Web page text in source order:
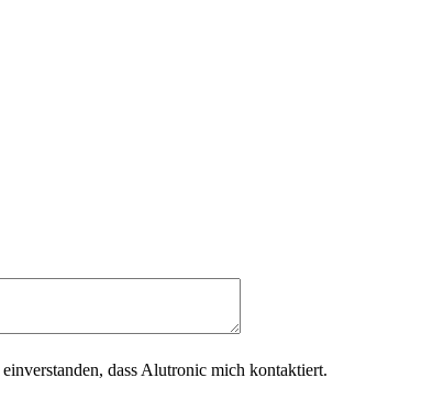
dass Alutronic mich kontaktiert.